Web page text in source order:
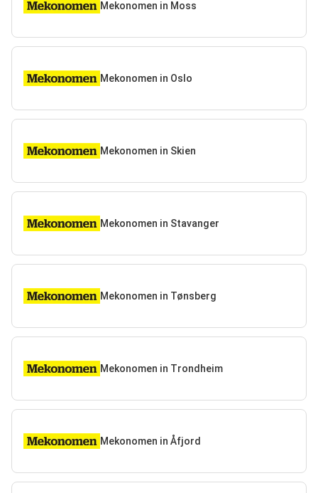
Mekonomen in Moss
Mekonomen in Oslo
Mekonomen in Skien
Mekonomen in Stavanger
Mekonomen in Tønsberg
Mekonomen in Trondheim
Mekonomen in Åfjord